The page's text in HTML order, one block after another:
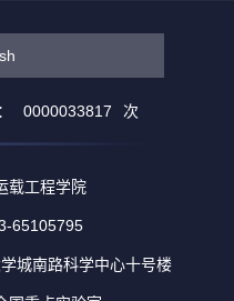
0000033817 次
载工程学院
65105795
城南路科学中心十号楼